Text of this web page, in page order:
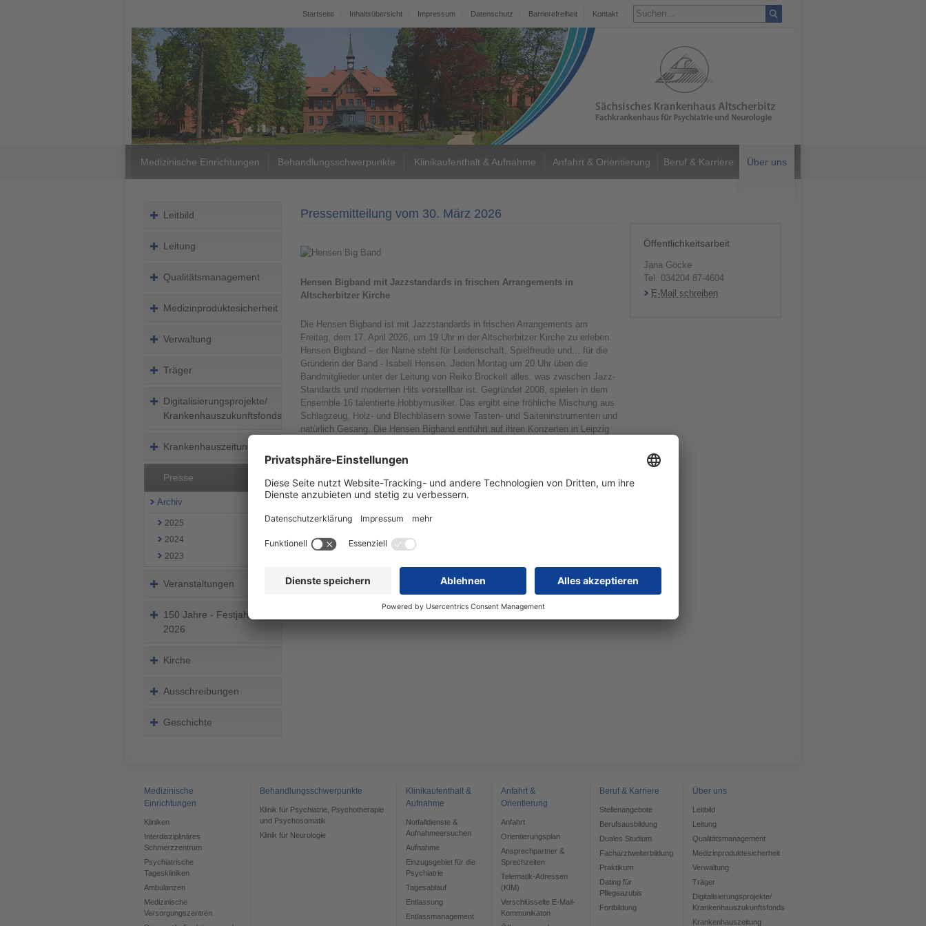
Startseite Inhaltsübersicht Impressum Datenschutz Barrierefreiheit Kontakt
Medizinische Einrichtungen Behandlungsschwerpunkte Klinikaufenthalt & Aufnahme Anfahrt & Orientierung Beruf & Karriere Über uns
Leitbild
Leitung
Qualitätsmanagement
Medizinproduktesicherheit
Verwaltung
Träger
Digitalisierungsprojekte/
Krankenhauszukunftsfonds
Krankenhauszeitung
Presse
Archiv
2025
2024
2023
Veranstaltungen
150 Jahre - Festjahr
2026
Kirche
Ausschreibungen
Geschichte
Pressemitteilung vom 30. März 2026
Hensen Bigband mit Jazzstandards in frischen Arrangements in
Altscherbitzer Kirche
Die Hensen Bigband ist mit Jazzstandards in frischen Arrangements am
Freitag, dem 17. April 2026, um 19 Uhr in der Altscherbitzer Kirche zu erleben.
Hensen Bigband – der Name steht für Leidenschaft, Spielfreude und... für die
Gründerin der Band - Isabell Hensen. Jeden Montag um 20 Uhr üben die
Bandmitglieder unter der Leitung von Reiko Brockelt alles, was zwischen Jazz-
Standards und modernen Hits vorstellbar ist. Gegründet 2008, spielen in dem
Ensemble 16 talentierte Hobbymusiker. Das ergibt eine fröhliche Mischung aus
Schlagzeug, Holz- und Blechbläsern sowie Tasten- und Saiteninstrumenten und
natürlich Gesang. Die Hensen Bigband entführt auf ihren Konzerten in Leipzig
und des modernen Pop. Lassen Sie sich von der Freude am Musizieren und
den abwechslungsreichen Klängen anstecken und mitreißen von (Un)-
Bekanntem, Überraschendem und dem Gefühl, tief in die Musikwelt
abzutauchen – und wenn es nur für einen Abend ist! Der Eintritt ist frei, Einlass
in Schkeuditz.
Öffentlichkeitsarbeit
Jana Göcke
Tel. 034204 87-4604
E-Mail schreiben
Medizinische
Einrichtungen
Kliniken
Interdisziplinäres
Schmerzzentrum
Psychiatrische
Tageskliniken
Ambulanzen
Medizinische
Versorgungszentren
Behandlungsschwerpunkte
Klinik für Psychiatrie, Psychotherapie
und Psychosomatik
Klinik für Neurologie
Klinikaufenthalt &
Aufnahme
Notfalldienste &
Aufnahmeersuchen
Aufnahme
Einzugsgebiet für die
Psychiatrie
Tagesablauf
Entlassung
Entlassmanagement
Anfahrt &
Orientierung
Anfahrt
Orientierungsplan
Ansprechpartner &
Sprechzeiten
Telematik-Adressen
(KIM)
Verschlüsselte E-Mail-
Kommunikaton
Beruf & Karriere
Stellenangebote
Berufsausbildung
Duales Studium
Facharztweiterbildung
Praktikum
Dating für
Pflegeazubis
Fortbildung
Über uns
Leitbild
Leitung
Qualitätsmanagement
Medizinproduktesicherheit
Verwaltung
Träger
Digitalisierungsprojekte/
Krankenhauszukunftsfonds
Krankenhauszeitung